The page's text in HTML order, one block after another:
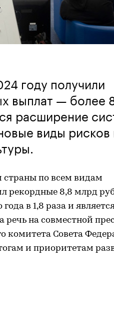
году получили
выплат — более
расширение
виды рисков
по всем видам
рекордные 8,8 млрд
в 1,8 раза и
на совместной
комитета Совета
и приоритетам